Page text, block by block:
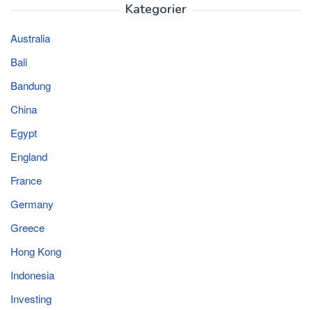
Kategorier
Australia
Bali
Bandung
China
Egypt
England
France
Germany
Greece
Hong Kong
Indonesia
Investing